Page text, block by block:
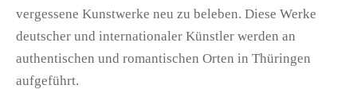
vergessene Kunstwerke neu zu beleben. Diese Werke
deutscher und internationaler Künstler werden an
authentischen und romantischen Orten in Thüringen
aufgeführt.